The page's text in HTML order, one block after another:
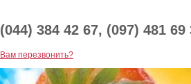
(044) 384 42 67, (097) 481 69
Baм перезвонить?